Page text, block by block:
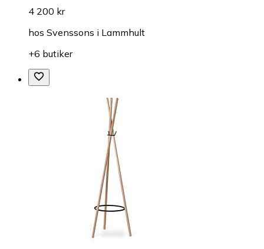
4 200 kr
hos Svenssons i Lammhult
+6 butiker